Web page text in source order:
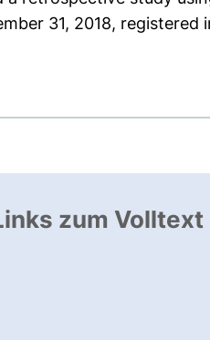
31, 2018,
zum Volltext
Link, öffnet neues